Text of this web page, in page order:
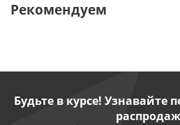
Рекомендуем
Будьте в курсе! Узнавайте